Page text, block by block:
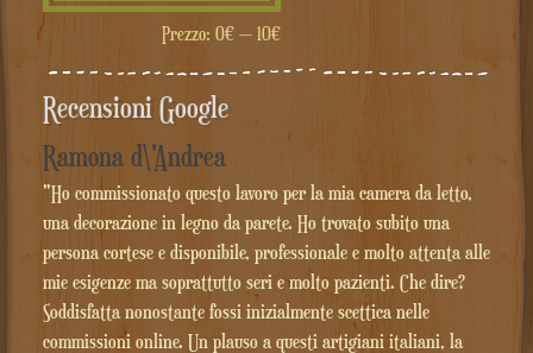
Min
Max
Prezzo: 0€— 10€
Recensioni Google
Ramona d\'Andrea
"Ho commissionato questo lavoro per la mia camera da letto,
una decorazione in legno da parete. Ho trovato subito una
persona cortese e disponibile, professionale e molto attenta alle
mie esigenze ma soprattutto seri e molto pazienti. Che dire?
Soddisfatta nonostante fossi inizialmente scettica nelle
commissioni online. Un plauso a questi artigiani italiani, la